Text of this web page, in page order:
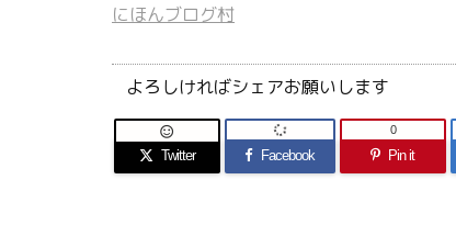
にほんブログ村
よろしければシェアお願いします
Twitter

Facebook Pin it
0